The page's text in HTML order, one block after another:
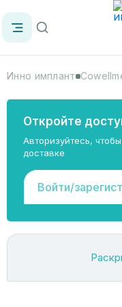
Инно имплант
Откройте
Авторизуйтесь,
доставке
Войти/